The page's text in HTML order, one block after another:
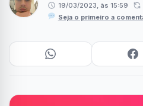
19/03/2023, às 15:59
Seja o primeiro a